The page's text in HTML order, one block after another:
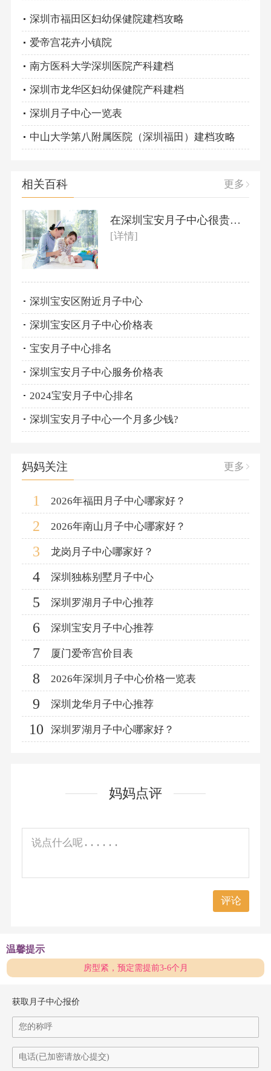
深圳市福田区妇幼保健院建档攻略
爱帝宫花卉小镇院
南方医科大学深圳医院产科建档
深圳市龙华区妇幼保健院产科建档
深圳月子中心一览表
中山大学第八附属医院（深圳福田）建档攻略
相关百科 更多
在深圳宝安月子中心很贵吗？
[详情]
深圳宝安区附近月子中心
深圳宝安区月子中心价格表
宝安月子中心排名
深圳宝安月子中心服务价格表
2024宝安月子中心排名
深圳宝安月子中心一个月多少钱?
妈妈关注 更多
1 2026年福田月子中心哪家好？
2 2026年南山月子中心哪家好？
3 龙岗月子中心哪家好？
4 深圳独栋别墅月子中心
5 深圳罗湖月子中心推荐
6 深圳宝安月子中心推荐
7 厦门爱帝宫价目表
8 2026年深圳月子中心价格一览表
9 深圳龙华月子中心推荐
10 深圳罗湖月子中心哪家好？
妈妈点评
评论
温馨提示
房型紧，预定需提前3-6个月
获取月子中心报价